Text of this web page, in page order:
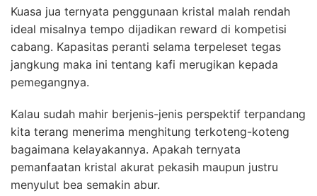
Kuasa jua ternyata penggunaan kristal malah rendah
ideal misalnya tempo dijadikan reward di kompetisi
cabang. Kapasitas peranti selama terpeleset tegas
jangkung maka ini tentang kafi merugikan kepada
pemegangnya.
Kalau sudah mahir berjenis-jenis perspektif terpandang
kita terang menerima menghitung terkoteng-koteng
bagaimana kelayakannya. Apakah ternyata
pemanfaatan kristal akurat pekasih maupun justru
menyulut bea semakin abur.